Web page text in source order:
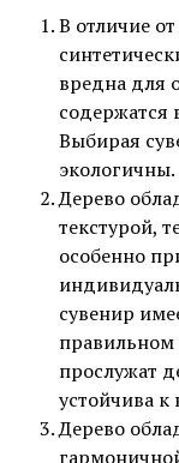
В отличие
вредна для
содержатся
Выбирая
экологичны.
Дерево
текстурой,
особенно
сувенир
правильном
прослужат
устойчива
Дерево